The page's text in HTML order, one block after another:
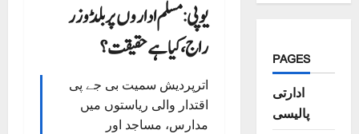
یوپی: مسلم اداروں پر بلڈوزر
راج، کیا ہے حقیقت؟
اترپردیش سمیت بی جے پی
اقتدار والی ریاستوں میں
مدارس، مساجد اور
PAGES
ادارتی
پالیسی